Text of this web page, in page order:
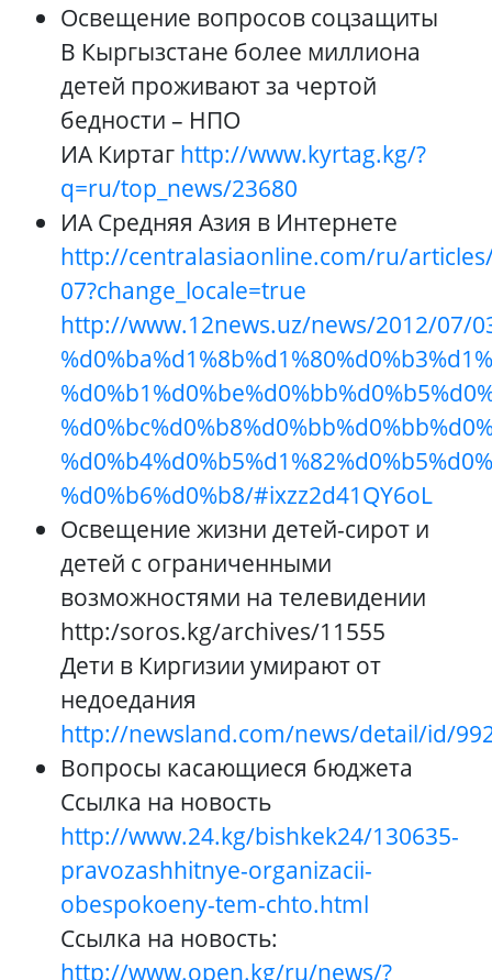
Освещение вопросов соцзащиты
В Кыргызстане более миллиона
детей проживают за чертой
бедности – НПО
ИА Киртаг http://www.kyrtag.kg/?
q=ru/top_news/23680
ИА Средняя Азия в Интернете
http://centralasiaonline.com/ru/
07?change_locale=true
http://www.12news.uz/news/2012/07/
%d0%b6%d0%b8/#ixzz2d41QY6oL
Освещение жизни детей-сирот и
детей с ограниченными
возможностями на телевидении
http:/soros.kg/archives/11555
Дети в Киргизии умирают от
недоедания
http://newsland.com/news/detail/id/
Вопросы касающиеся бюджета
Ссылка на новость
http://www.24.kg/bishkek24/130635-
pravozashhitnye-organizacii-
obespokoeny-tem-chto.html
Ссылка на новость:
http://www.open.kg/ru/news/?